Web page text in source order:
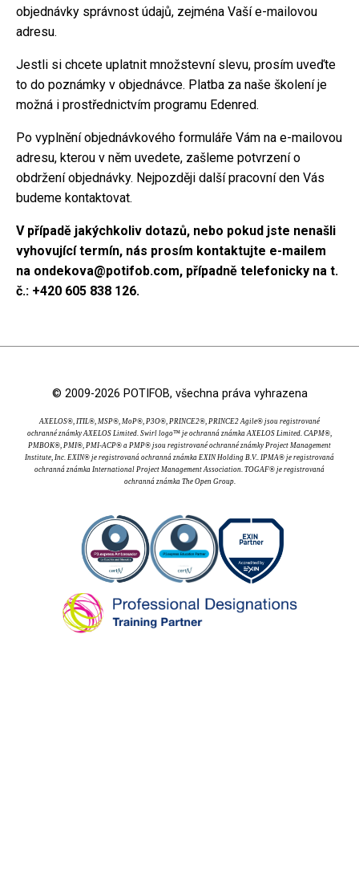
objednávky správnost údajů, zejména Vaší e-mailovou
adresu.
Jestli si chcete uplatnit množstevní slevu, prosím uveďte
to do poznámky v objednávce. Platba za naše školení je
možná i prostřednictvím programu Edenred.
Po vyplnění objednávkového formuláře Vám na e-mailovou
adresu, kterou v něm uvedete, zašleme potvrzení o
obdržení objednávky. Nejpozději další pracovní den Vás
budeme kontaktovat.
V případě jakýchkoliv dotazů, nebo pokud jste nenašli
vyhovující termín, nás prosím kontaktujte e-mailem
na ondekova@potifob.com, případně telefonicky na t.
č.: +420 605 838 126.
© 2009-2026 POTIFOB, všechna práva vyhrazena
AXELOS®, ITIL®, MSP®, MoP®, P3O®, PRINCE2®, PRINCE2 Agile® jsou registrované
ochranné známky AXELOS Limited. Swirl logo™ je ochranná známka AXELOS Limited. CAPM®,
PMBOK®, PMI®, PMI-ACP® a PMP® jsou registrované ochranné známky Project Management
Institute, Inc. EXIN® je registrovaná ochranná známka EXIN Holding B.V.. IPMA® je registrovaná
ochranná známka International Project Management Association. TOGAF® je registrovaná
ochranná známka The Open Group.